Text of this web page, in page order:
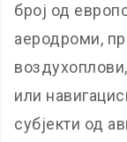
број од
аеродроми,
или
субјекти од